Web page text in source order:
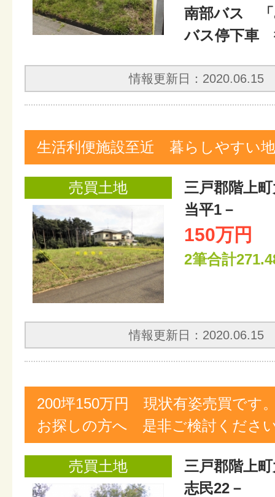
南部バス 「
バス停下車
情報更新日：2020.06.15
生活利便施設至近 暮らしやすい
売買土地
三戸郡階上
当平1－
150万円
2筆合計
情報更新日：2020.06.15
200坪150万円 現状有姿売買です
お探しの方へ 是非ご検討くださ
売買土地
三戸郡階上
志民22－